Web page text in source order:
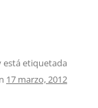
está etiquetada
17 marzo, 2012